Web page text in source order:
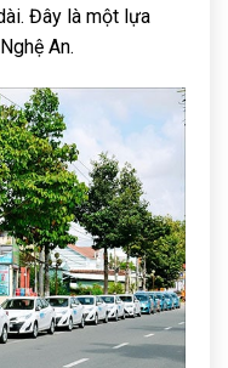
Đây là một lựa
An.